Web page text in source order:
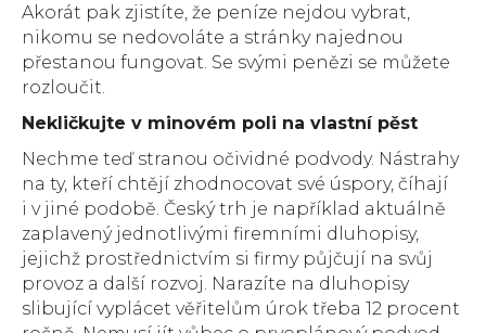
Akorát pak zjistíte, že peníze nejdou vybrat,
nikomu se nedovoláte a stránky najednou
přestanou fungovat. Se svými penězi se můžete
rozloučit.
Nekličkujte v minovém poli na vlastní pěst
Nechme teď stranou očividné podvody. Nástrahy
na ty, kteří chtějí zhodnocovat své úspory, číhají
i v jiné podobě. Český trh je například aktuálně
zaplavený jednotlivými firemními dluhopisy,
jejichž prostřednictvím si firmy půjčují na svůj
provoz a další rozvoj. Narazíte na dluhopisy
slibující vyplácet věřitelům úrok třeba 12 procent